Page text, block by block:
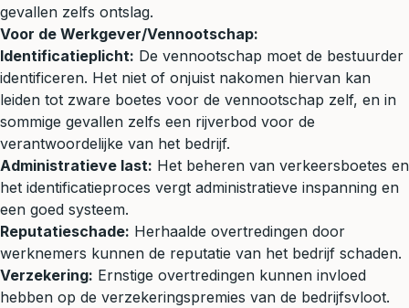
gevallen zelfs ontslag.
Voor de Werkgever/Vennootschap:
Identificatieplicht: De vennootschap moet de bestuurder
identificeren. Het niet of onjuist nakomen hiervan kan
leiden tot zware boetes voor de vennootschap zelf, en in
sommige gevallen zelfs een rijverbod voor de
verantwoordelijke van het bedrijf.
Administratieve last: Het beheren van verkeersboetes en
het identificatieproces vergt administratieve inspanning en
een goed systeem.
Reputatieschade: Herhaalde overtredingen door
werknemers kunnen de reputatie van het bedrijf schaden.
Verzekering: Ernstige overtredingen kunnen invloed
hebben op de verzekeringspremies van de bedrijfsvloot.